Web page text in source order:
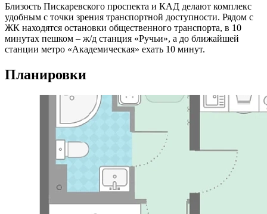
Близость Пискаревского проспекта и КАД делают комплекс
удобным с точки зрения транспортной доступности. Рядом с
ЖК находятся остановки общественного транспорта, в 10
минутах пешком – ж/д станция «Ручьи», а до ближайшей
станции метро «Академическая» ехать 10 минут.
Планировки